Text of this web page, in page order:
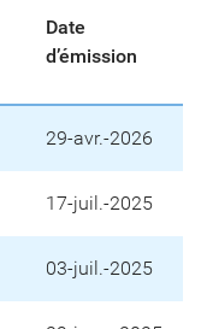
Date
d’émission
29-avr.-2026
17-juil.-2025
03-juil.-2025